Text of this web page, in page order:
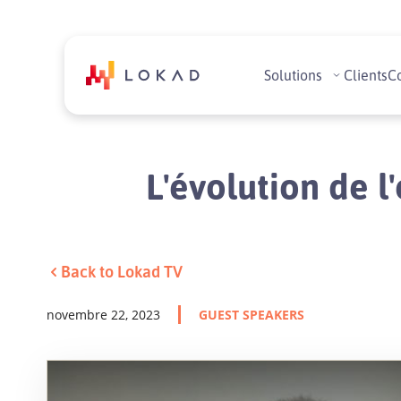
Solutions Clients
L'évolution de
Back to Lokad TV
novembre 22, 2023 GUEST SPEAKERS